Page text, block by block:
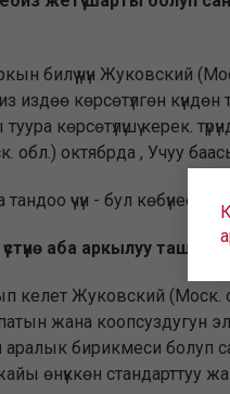
билүү үчүн Жуковский
издөө көрсөтүлгөн
туура көрсөтүлүшү
обл.) октябрда , Учуу
үчүн - бул
аба аркылуу ташып
келет Жуковский (Моск.
жана коопсуздугун
аралык бирикмеси болуп
өнүккөн